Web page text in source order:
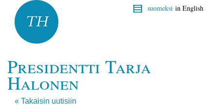
suomeksi in English
Presidentti Tarja
Halonen
« Takaisin uutisiin